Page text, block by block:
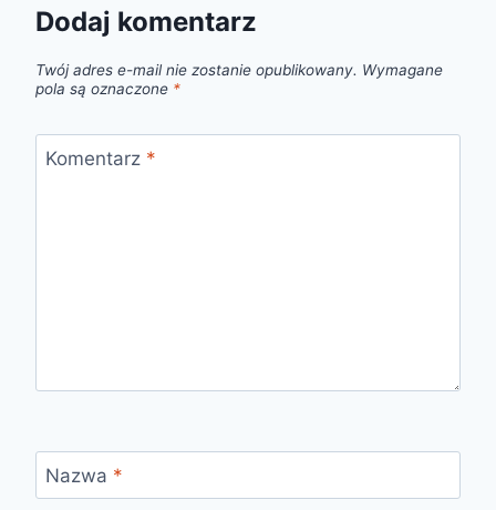
Dodaj komentarz
Twój adres e-mail nie zostanie opublikowany. Wymagane
pola są oznaczone *
Komentarz *
Nazwa *